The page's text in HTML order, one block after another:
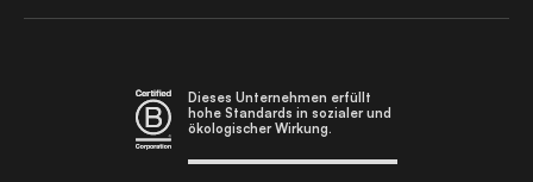
Dieses Unternehmen erfüllt
hohe Standards in sozialer und
ökologischer Wirkung.